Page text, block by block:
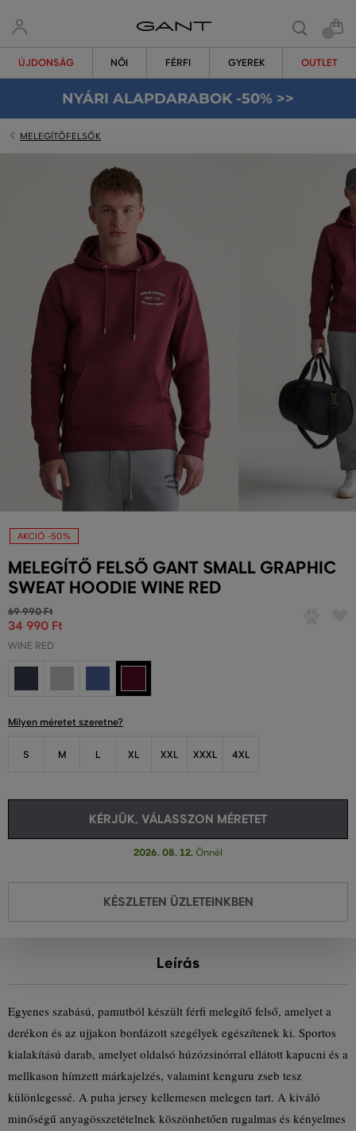
ÚJDONSÁG NŐI FÉRFI GYEREK OUTLET
NYÁRI ALAPDARABOK -50% >>
MELEGÍTŐFELSŐK
AKCIÓ -50%
MELEGÍTŐ FELSŐ GANT SMALL GRAPHIC
SWEAT HOODIE WINE RED
69 990 Ft
34 990 Ft
WINE RED
Milyen méretet szeretne?
S M L XL XXL XXXL 4XL
KÉRJÜK, VÁLASSZON MÉRETET
2026. 08. 12. Önnél
KÉSZLETEN ÜZLETEINKBEN
Leírás
Egyenes szabású, pamutból készült férfi melegítő felső, amelyet a
derékon és az ujjakon bordázott szegélyek egészítenek ki. Sportos
kialakítású darab, amelyet oldalsó húzózsinórral ellátott kapucni és a
mellkason hímzett márkajelzés, valamint kenguru zseb tesz
különlegessé. A puha jersey kellemesen melegen tart. A kiváló
minőségű anyagösszetételnek köszönhetően rugalmas és kényelmes